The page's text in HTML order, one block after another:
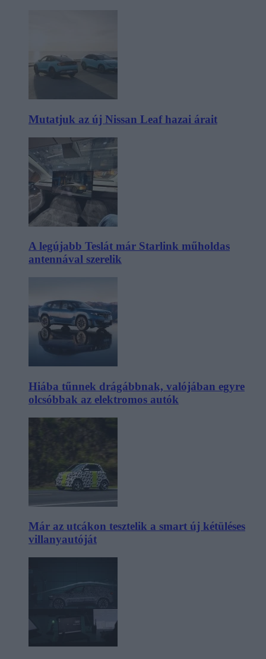
Mutatjuk az új Nissan Leaf hazai árait
A legújabb Teslát már Starlink műholdas
antennával szerelik
Hiába tűnnek drágábbnak, valójában egyre
olcsóbbak az elektromos autók
Már az utcákon tesztelik a smart új kétüléses
villanyautóját